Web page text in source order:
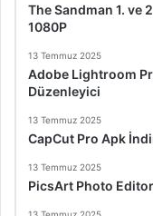
The Sandman 1. ve
1080P
13 Temmuz 2025
Adobe Lightroom
Düzenleyici
13 Temmuz 2025
CapCut Pro Apk
13 Temmuz 2025
PicsArt Photo
13 Temmuz 2025